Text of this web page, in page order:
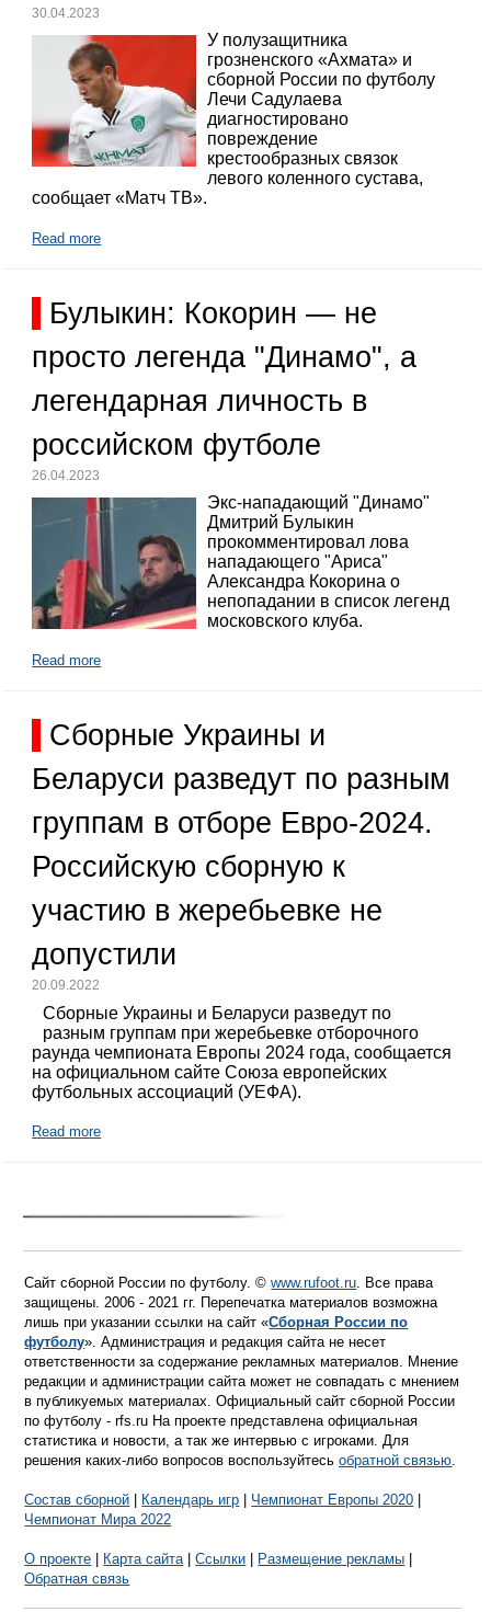
30.04.2023
У полузащитника
грозненского «Ахмата» и
сборной России по футболу
Лечи Садулаева
диагностировано
повреждение
крестообразных связок
левого коленного сустава,
сообщает «Матч ТВ».
Read more
Булыкин: Кокорин — не
просто легенда "Динамо", а
легендарная личность в
российском футболе
26.04.2023
Экс-нападающий "Динамо"
Дмитрий Булыкин
прокомментировал лова
нападающего "Ариса"
Александра Кокорина о
непопадании в список легенд
московского клуба.
Read more
Сборные Украины и
Беларуси разведут по разным
группам в отборе Евро-2024.
Российскую сборную к
участию в жеребьевке не
допустили
20.09.2022
Сборные Украины и Беларуси разведут по
разным группам при жеребьевке отборочного
раунда чемпионата Европы 2024 года, сообщается
на официальном сайте Союза европейских
футбольных ассоциаций (УЕФА).
Read more
Сайт сборной России по футболу. ©www.rufoot.ru. Все права
защищены. 2006 - 2021 гг. Перепечатка материалов возможна
лишь при указании ссылки на сайт «Сборная России по
футболу». Администрация и редакция сайта не несет
ответственности за содержание рекламных материалов. Мнение
редакции и администрации сайта может не совпадать с мнением
в публикуемых материалах. Официальный сайт сборной России
по футболу - rfs.ru На проекте представлена официальная
статистика и новости, а так же интервью с игроками. Для
решения каких-либо вопросов воспользуйтесьобратной связью.
Состав сборной Календарь игр Чемпионат Европы 2020
Чемпионат Мира 2022
О проекте Карта сайта|Ссылки Размещение рекламы
Обратная связь